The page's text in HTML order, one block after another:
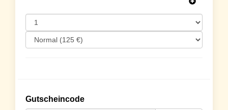
Gutscheincode